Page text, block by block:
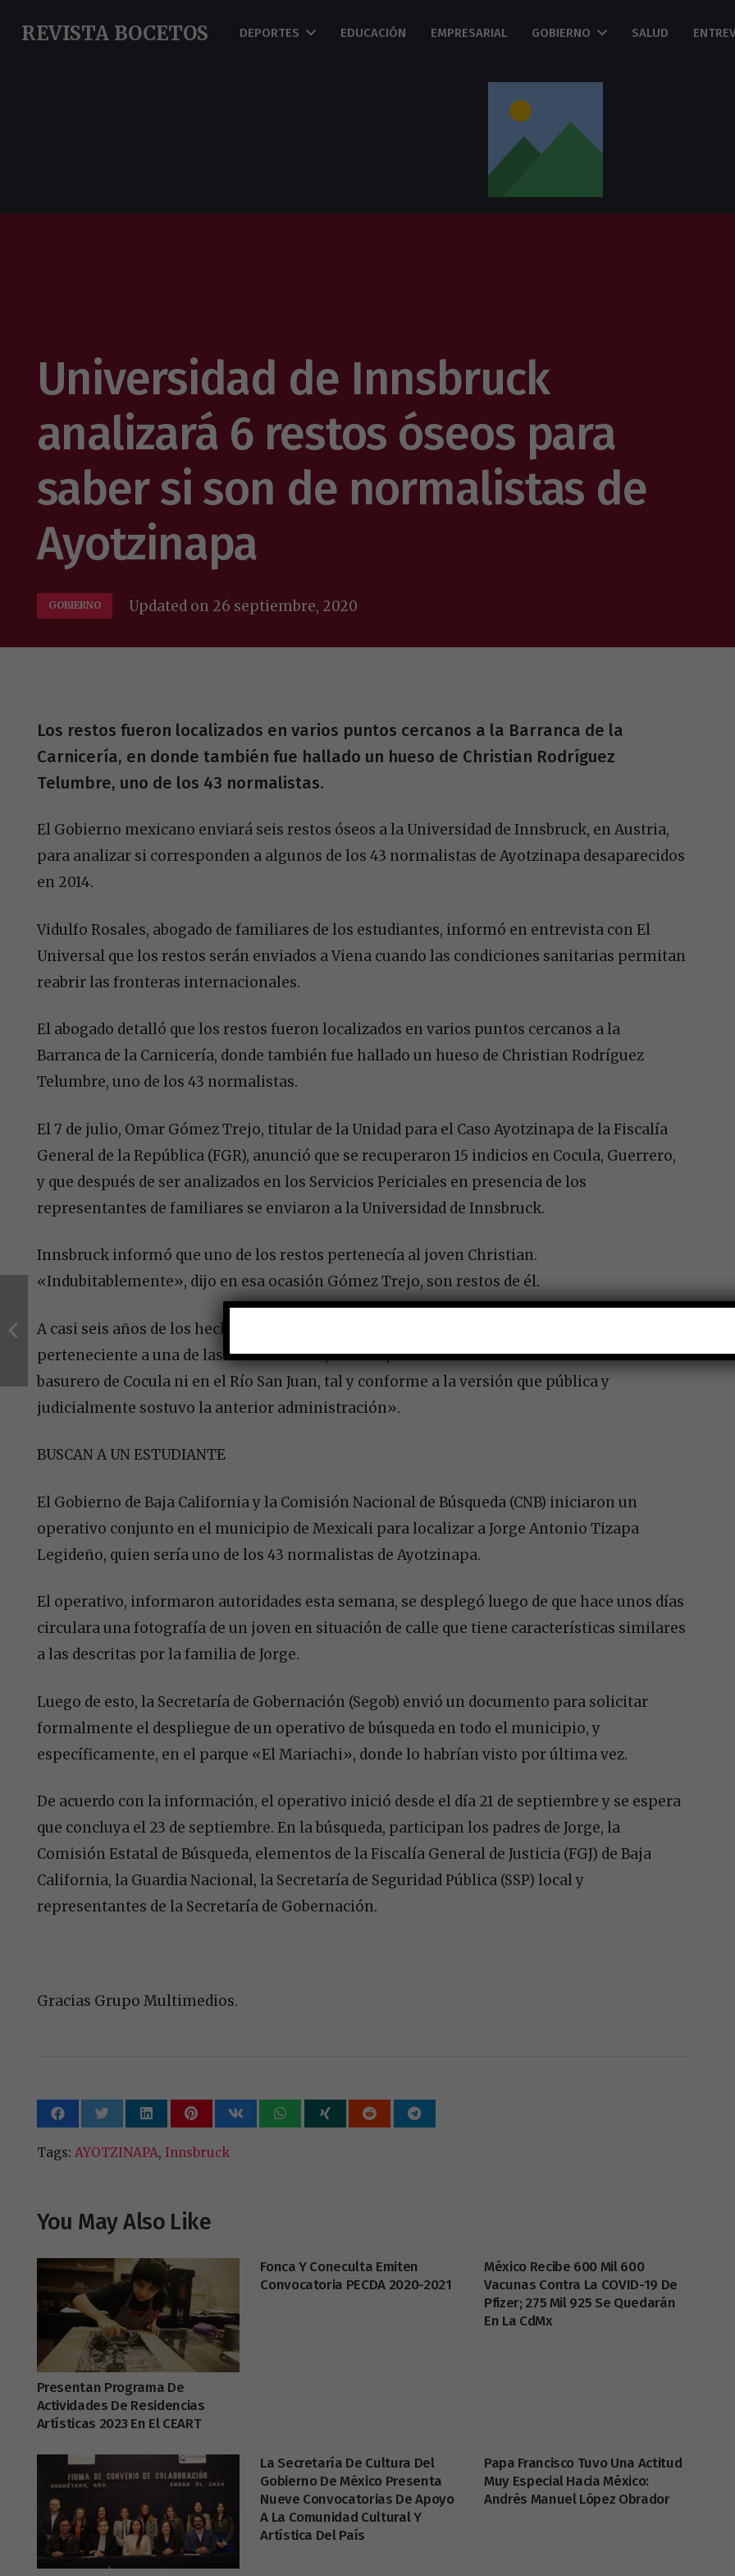
REVISTA BOCETOS DEPORTES EDUCACIÓN EMPRESARIAL GOBIERNO SALUD
Universidad de Innsbruck
analizará 6 restos óseos para
saber si son de normalistas de
Ayotzinapa
GOBIERNO Updated on 26 septiembre, 2020
Los restos fueron localizados en varios puntos cercanos a la Barranca de la
Carnicería, en donde también fue hallado un hueso de Christian Rodríguez
Telumbre, uno de los 43 normalistas.
El Gobierno mexicano enviará seis restos óseos a la Universidad de Innsbruck, en Austria,
para analizar si corresponden a algunos de los 43 normalistas de Ayotzinapa desaparecidos
en 2014.
Vidulfo Rosales, abogado de familiares de los estudiantes, informó en entrevista con El
Universal que los restos serán enviados a Viena cuando las condiciones sanitarias permitan
reabrir las fronteras internacionales.
El abogado detalló que los restos fueron localizados en varios puntos cercanos a la
Barranca de la Carnicería, donde también fue hallado un hueso de Christian Rodríguez
Telumbre, uno de los 43 normalistas.
El 7 de julio, Omar Gómez Trejo, titular de la Unidad para el Caso Ayotzinapa de la Fiscalía
General de la República (FGR), anunció que se recuperaron 15 indicios en Cocula, Guerrero,
y que después de ser analizados en los Servicios Periciales en presencia de los
representantes de familiares se enviaron a la Universidad de Innsbruck.
Innsbruck informó que uno de los restos pertenecía al joven Christian.
«Indubitablemente», dijo en esa ocasión Gómez Trejo, son restos de él.
A casi seis años de los hechos, aseguró, «ha sido identificado un resto humano
perteneciente a una de las víctimas. Éste, además, no fue tirado ni encontrado en el
basurero de Cocula ni en el Río San Juan, tal y conforme a la versión que pública y
judicialmente sostuvo la anterior administración».
BUSCAN A UN ESTUDIANTE
El Gobierno de Baja California y la Comisión Nacional de Búsqueda (CNB) iniciaron un
operativo conjunto en el municipio de Mexicali para localizar a Jorge Antonio Tizapa
Legideño, quien sería uno de los 43 normalistas de Ayotzinapa.
El operativo, informaron autoridades esta semana, se desplegó luego de que hace unos días
circulara una fotografía de un joven en situación de calle que tiene características similares
a las descritas por la familia de Jorge.
Luego de esto, la Secretaría de Gobernación (Segob) envió un documento para solicitar
formalmente el despliegue de un operativo de búsqueda en todo el municipio, y
específicamente, en el parque «El Mariachi», donde lo habrían visto por última vez.
De acuerdo con la información, el operativo inició desde el día 21 de septiembre y se espera
que concluya el 23 de septiembre. En la búsqueda, participan los padres de Jorge, la
Comisión Estatal de Búsqueda, elementos de la Fiscalía General de Justicia (FGJ) de Baja
California, la Guardia Nacional, la Secretaría de Seguridad Pública (SSP) local y
representantes de la Secretaría de Gobernación.
Gracias Grupo Multimedios.
Tags: AYOTZINAPA, Innsbruck
You May Also Like
Presentan Programa De
Actividades De Residencias
Artísticas 2023 En El CEART
Fonca Y Coneculta Emiten
Convocatoria PECDA 2020-2021
México Recibe 600 Mil 600
Vacunas Contra La COVID-19 De
Pfizer; 275 Mil 925 Se Quedarán
En La CdMx
La Secretaría De Cultura Del
Gobierno De México Presenta
Nueve Convocatorias De Apoyo
A La Comunidad Cultural Y
Artística Del País
Papa Francisco Tuvo Una Actitud
Muy Especial Hacia México:
Andrés Manuel López Obrador